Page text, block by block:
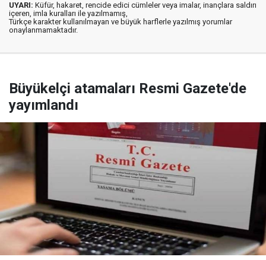
UYARI: Küfür, hakaret, rencide edici cümleler veya imalar, inançlara saldırı
içeren, imla kuralları ile yazılmamış,
Türkçe karakter kullanılmayan ve büyük harflerle yazılmış yorumlar
onaylanmamaktadır.
Büyükelçi atamaları Resmi Gazete'de
yayımlandı